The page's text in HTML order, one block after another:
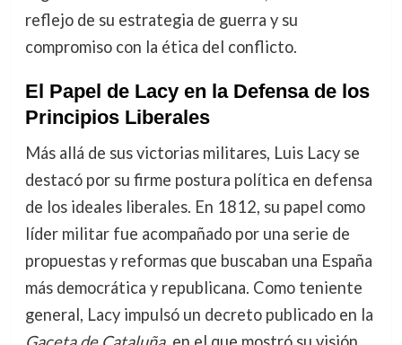
reflejo de su estrategia de guerra y su
compromiso con la ética del conflicto.
El Papel de Lacy en la Defensa de los
Principios Liberales
Más allá de sus victorias militares, Luis Lacy se
destacó por su firme postura política en defensa
de los ideales liberales. En 1812, su papel como
líder militar fue acompañado por una serie de
propuestas y reformas que buscaban una España
más democrática y republicana. Como teniente
general, Lacy impulsó un decreto publicado en la